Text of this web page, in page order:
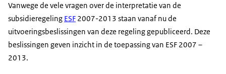
Vanwege de vele vragen over de interpretatie van de
subsidieregeling ESF 2007-2013 staan vanaf nu de
uitvoeringsbeslissingen van deze regeling gepubliceerd. Deze
beslissingen geven inzicht in de toepassing van ESF 2007 –
2013.